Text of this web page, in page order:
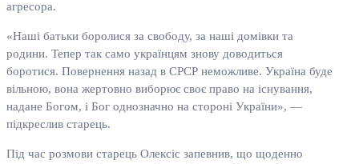
агресора.
«Наші батьки боролися за свободу, за наші домівки та
родини. Тепер так само українцям знову доводиться
боротися. Повернення назад в СРСР неможливе. Україна буде
вільною, вона жертовно виборює своє право на існування,
надане Богом, і Бог однозначно на стороні України», —
підкреслив старець.
Під час розмови старець Олексіс запевнив, що щоденно